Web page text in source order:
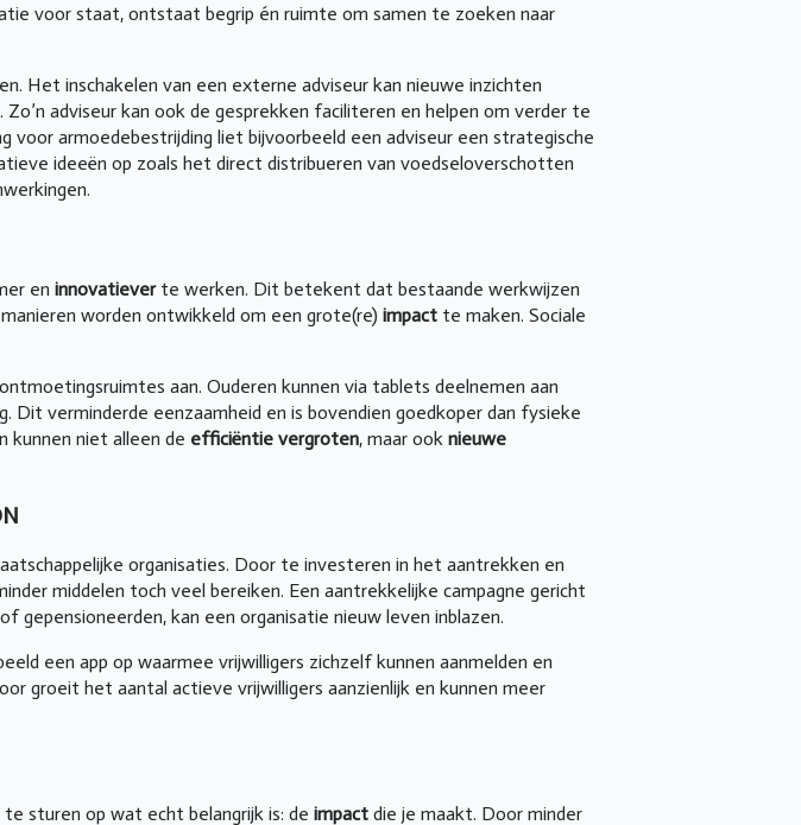
voor staat, ontstaat begrip én ruimte om samen te zoeken naar
Het inschakelen van een externe adviseur kan nieuwe inzichten
adviseur kan ook de gesprekken faciliteren en helpen om verder te
voor armoedebestrijding liet bijvoorbeeld een adviseur een strategische
ideeën op zoals het direct distribueren van voedseloverschotten
en innovatieverte werken. Dit betekent dat bestaande werkwijzen
worden ontwikkeld om een grote(re) impact te maken. Sociale
aan. Ouderen kunnen via tablets deelnemen aan
verminderde eenzaamheid en is bovendien goedkoper dan fysieke
kunnen niet alleen de efficiëntie vergroten, maar ook nieuwe
organisaties. Door te investeren in het aantrekken en
middelen toch veel bereiken. Een aantrekkelijke campagne gericht
gepensioneerden, kan een organisatie nieuw leven inblazen.
een app op waarmee vrijwilligers zichzelf kunnen aanmelden en
groeit het aantal actieve vrijwilligers aanzienlijk en kunnen meer
sturen op wat echt belangrijk is: de impact die je maakt. Door minder